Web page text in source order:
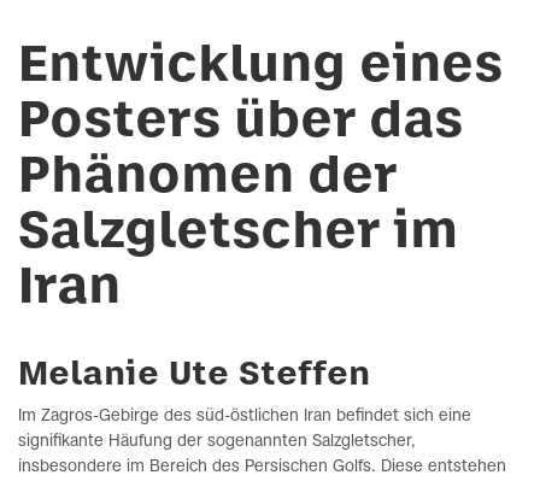
Entwicklung eines
Posters über das
Phänomen der
Salzgletscher im
Iran
Melanie Ute Steffen
Im Zagros-Gebirge des süd-östlichen Iran befindet sich eine
signifikante Häufung der sogenannten Salzgletscher,
insbesondere im Bereich des Persischen Golfs. Diese entstehen